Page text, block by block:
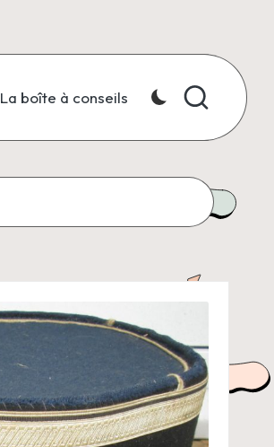
La boîte à conseils